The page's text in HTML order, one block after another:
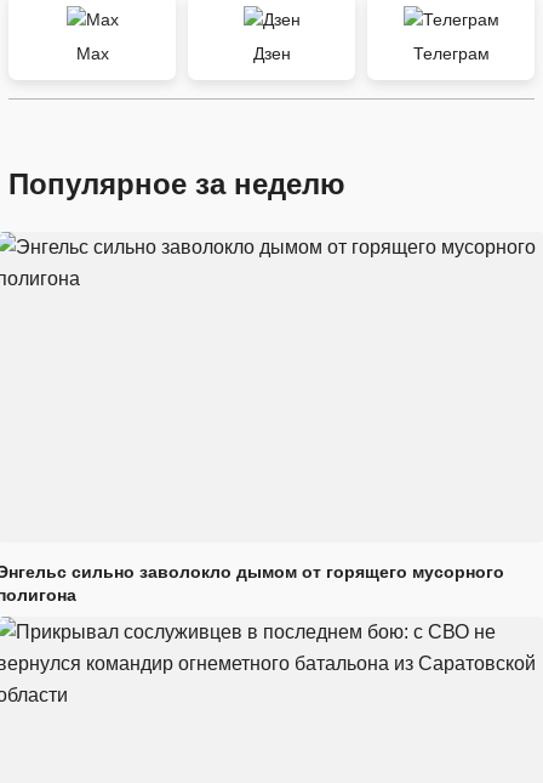
Max Дзен Телеграм
Популярное за неделю
сильно заволокло дымом от горящего мусорного